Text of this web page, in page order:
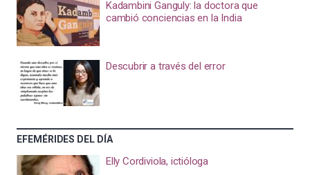
Kadambini Ganguly: la doctora que
cambió conciencias en la India
Descubrir a través del error
EFEMÉRIDES DEL DÍA
Elly Cordiviola, ictióloga